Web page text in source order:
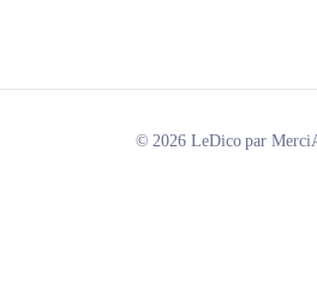
© 2026 LeDico par